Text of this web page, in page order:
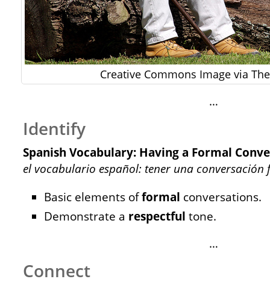
Creative Commons Image via
…
Identify
Spanish Vocabulary: Having a Formal
el vocabulario español: tener una conversación
Basic elements offormal conversations.
Demonstrate a respectful tone.
…
Connect